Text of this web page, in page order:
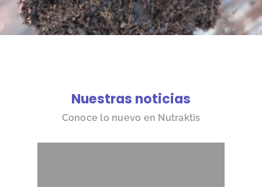
Nuestras noticias
Conoce lo nuevo en Nutraktis